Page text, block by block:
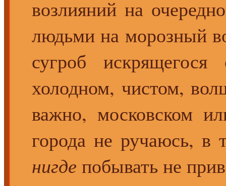
возлияний на
людьми на морозный
сугроб
холодном, чистом,
важно, московском
города не ручаюсь, в
нигде побывать не